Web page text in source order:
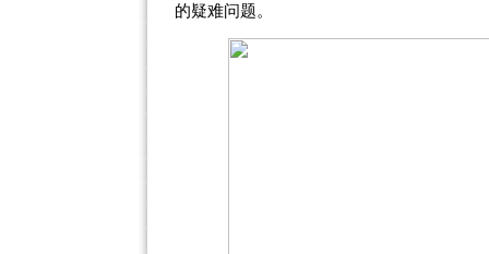
的疑难问题。